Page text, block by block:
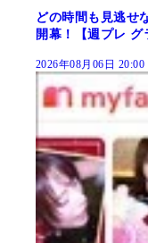
どの時間も見逃せ
開幕！【週プレ グ
2026年08月06日 20:00